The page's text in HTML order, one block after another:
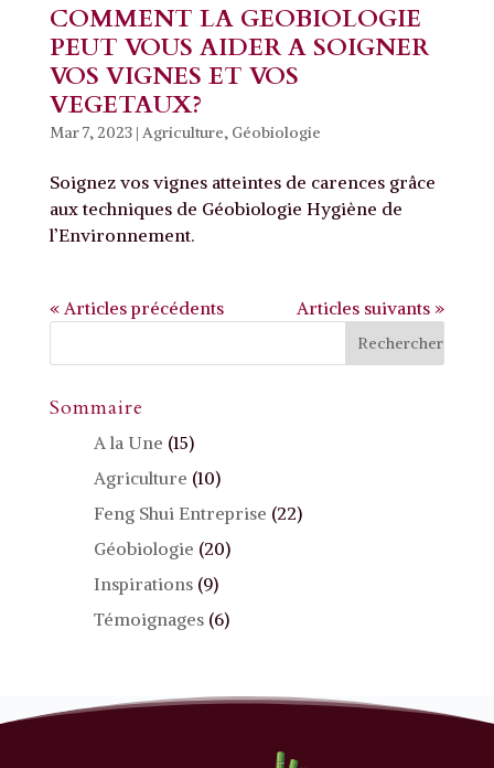
COMMENT LA GEOBIOLOGIE
PEUT VOUS AIDER A SOIGNER
VOS VIGNES ET VOS
VEGETAUX?
Mar 7, 2023| Agriculture, Géobiologie
Soignez vos vignes atteintes de carences grâce
aux techniques de Géobiologie Hygiène de
l’Environnement.
« Articles précédents Articles suivants »
Sommaire
A la Une (15)
Agriculture (10)
Feng Shui Entreprise (22)
Géobiologie (20)
Inspirations(9)
Témoignages(6)